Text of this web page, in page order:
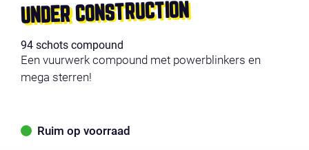
UNDER CONSTRUCTION
94 schots compound
Een vuurwerk compound met powerblinkers en
mega sterren!
Ruim op voorraad